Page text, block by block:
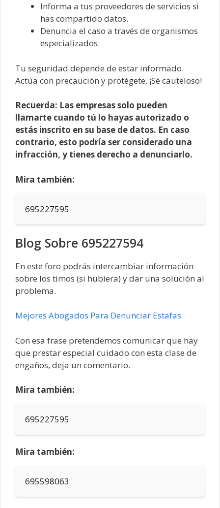
Informa a tus proveedores de servicios si
has compartido datos.
Denuncia el caso a través de organismos
especializados.
Tu seguridad depende de estar informado.
Actúa con precaución y protégete. ¡Sé cauteloso!
Recuerda: Las empresas solo pueden
llamarte cuando tú lo hayas autorizado o
estás inscrito en su base de datos. En caso
contrario, esto podría ser considerado una
infracción, y tienes derecho a denunciarlo.
Mira también:
695227595
Blog Sobre 695227594
En este foro podrás intercambiar información
sobre los timos (si hubiera) y dar una solución al
problema.
Mejores Abogados Para Denunciar Estafas
Con esa frase pretendemos comunicar que hay
que prestar especial cuidado con esta clase de
engaños, deja un comentario.
Mira también:
695227595
Mira también:
695598063